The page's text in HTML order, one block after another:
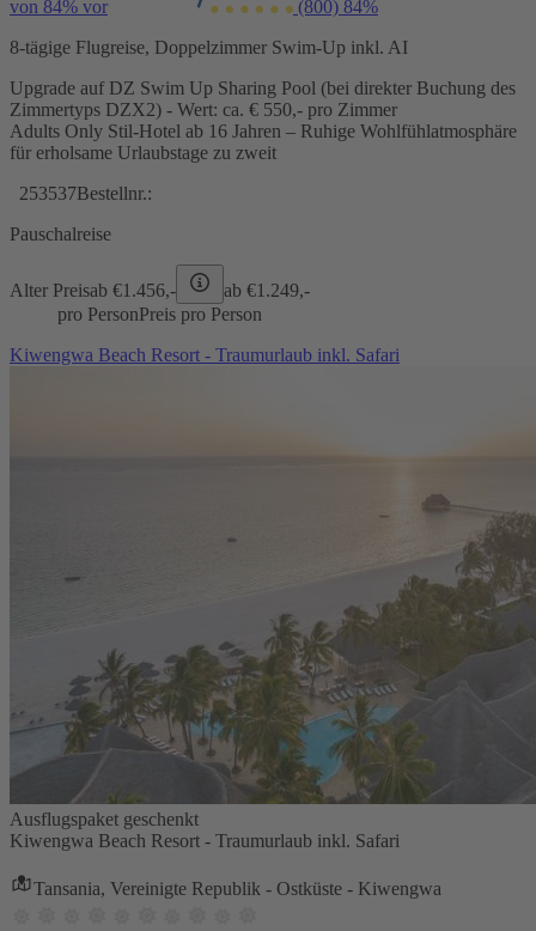
von 84% vor (800) 84%
8-tägige Flugreise, Doppelzimmer Swim-Up inkl. AI
Upgrade auf DZ Swim Up Sharing Pool (bei direkter Buchung des
Zimmertyps DZX2) - Wert: ca. € 550,- pro Zimmer
Adults Only Stil-Hotel ab 16 Jahren – Ruhige Wohlfühlatmosphäre
für erholsame Urlaubstage zu zweit
253537Bestellnr.:
Pauschalreise
Alter Preisab €1.456,- ab €1.249,-
pro PersonPreis pro Person
Kiwengwa Beach Resort - Traumurlaub inkl. Safari
Ausflugspaket geschenkt
Kiwengwa Beach Resort - Traumurlaub inkl. Safari
Tansania, Vereinigte Republik - Ostküste - Kiwengwa